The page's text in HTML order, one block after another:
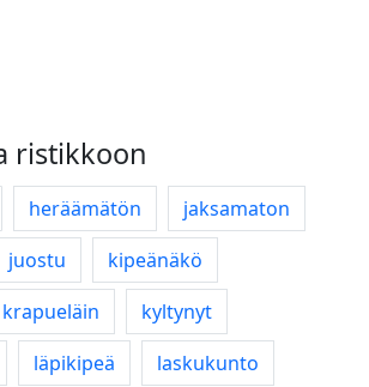
ristikkoon
heräämätön
jaksamaton
juostu
kipeänäkö
krapueläin
kyltynyt
läpikipeä
laskukunto